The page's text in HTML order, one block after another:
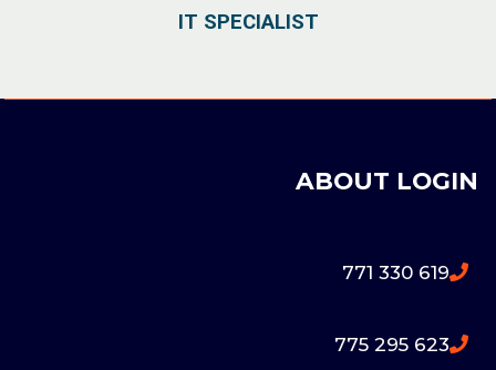
IT SPECIALIST
ABOUT LOGIN
619 330 771
623 295 775